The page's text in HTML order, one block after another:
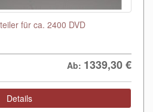
für ca. 2400 DVD
Ab: 1339,30€
Details